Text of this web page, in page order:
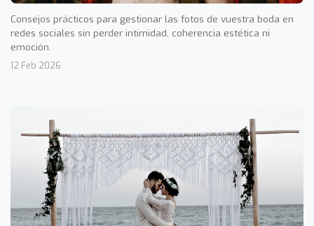
Consejos prácticos para gestionar las fotos de vuestra boda en
redes sociales sin perder intimidad, coherencia estética ni
emoción.
12 Feb 2026